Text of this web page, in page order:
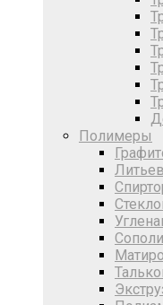
Полимеры